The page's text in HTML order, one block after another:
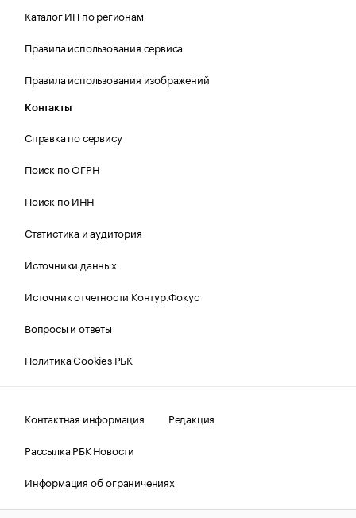
Каталог ИП по регионам
Правила использования сервиса
Правила использования изображений
Контакты
Справка по сервису
Поиск по ОГРН
Поиск по ИНН
Статистика и аудитория
Источники данных
Источник отчетности Контур.Фокус
Вопросы и ответы
Политика Cookies РБК
Контактная информация
Редакция
Рассылка РБК Новости
Информация об ограничениях
Правовая информация
О соблюдении авторских прав